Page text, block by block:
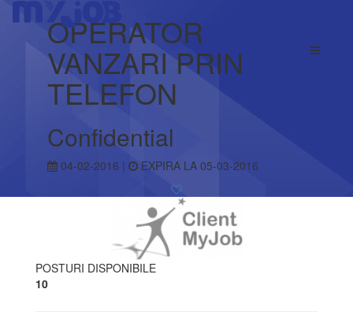
OPERATOR
VANZARI PRIN
TELEFON
Confidential
04-02-2016 | EXPIRA LA 05-03-2016
POSTURI DISPONIBILE
10